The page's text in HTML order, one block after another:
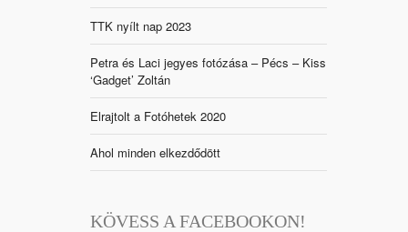
TTK nyílt nap 2023
Petra és Laci jegyes fotózása – Pécs – Kiss
‘Gadget’ Zoltán
Elrajtolt a Fotóhetek 2020
Ahol minden elkezdődött
KÖVESS A FACEBOOKON!